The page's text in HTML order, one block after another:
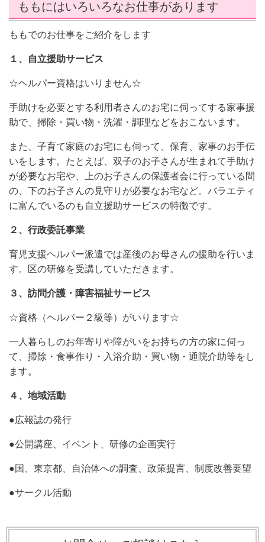
ももにはいろいろなお仕事があります
ももでのお仕事をご紹介をします
１、自立援助サービス
☆ヘルパー資格はいりません☆
手助けを必要とする利用者さんのお宅に伺ってする家事援
助で、掃除・買い物・洗濯・調理などをおこないます。
また、子育て家庭のお宅にも伺って、保育、家事のお手伝
いをします。たとえば、双子のお子さんが生まれて手助け
が必要なお宅や、上のお子さんの保護者会に行っている間
の、下のお子さんの見守りが必要なお宅など。バラエティ
に富んでいるのも自立援助サービスの特徴です。
２、行政委託事業
育児支援ヘルパー派遣では産後のお母さんの援助を行いま
す。区の研修を受講していただきます。
３、訪問介護・障害福祉サービス
☆資格（ヘルパー２級等）がいります☆
一人暮らしのお年寄りや障がいをお持ちの方の家に伺っ
て、掃除・食事作り・入浴介助・買い物・通院介助等をし
ます。
４、地域活動
●広報誌の発行
●公開講座、イベント、研修の企画実行
●国、東京都、自治体への調査、政策提言、制度改善要望
●サークル活動